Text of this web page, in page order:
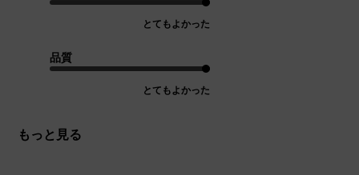
とてもよかった
品質
とてもよかった
もっと見る